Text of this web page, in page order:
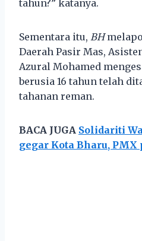
tahun?” katanya.
Sementara itu, BH
Daerah Pasir Mas,
Azural Mohamed
berusia 16 tahun telah
tahanan reman.
BACA JUGA Solidariti
gegar Kota Bharu, PMX